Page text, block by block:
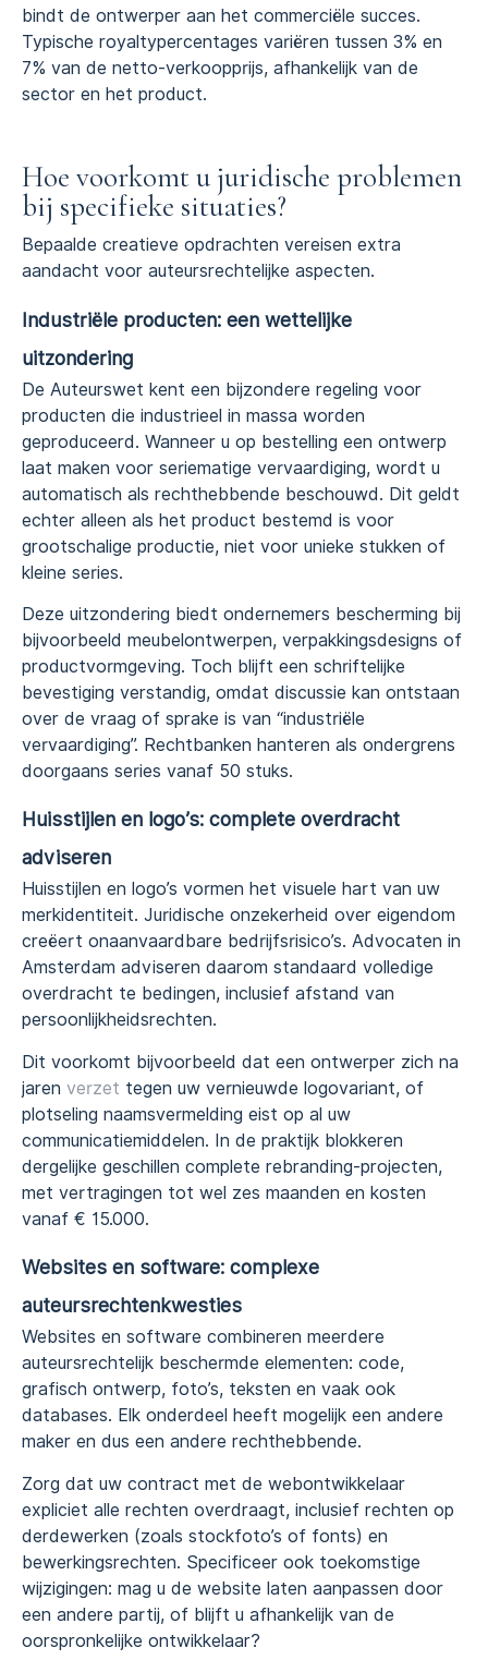
bindt de ontwerper aan het commerciële succes.
Typische royaltypercentages variëren tussen 3% en
7% van de netto-verkoopprijs, afhankelijk van de
sector en het product.
Hoe voorkomt u juridische problemen
bij specifieke situaties?
Bepaalde creatieve opdrachten vereisen extra
aandacht voor auteursrechtelijke aspecten.
Industriële producten: een wettelijke
uitzondering
De Auteurswet kent een bijzondere regeling voor
producten die industrieel in massa worden
geproduceerd. Wanneer u op bestelling een ontwerp
laat maken voor seriematige vervaardiging, wordt u
automatisch als rechthebbende beschouwd. Dit geldt
echter alleen als het product bestemd is voor
grootschalige productie, niet voor unieke stukken of
kleine series.
Deze uitzondering biedt ondernemers bescherming bij
bijvoorbeeld meubelontwerpen, verpakkingsdesigns of
productvormgeving. Toch blijft een schriftelijke
bevestiging verstandig, omdat discussie kan ontstaan
over de vraag of sprake is van “industriële
vervaardiging”. Rechtbanken hanteren als ondergrens
doorgaans series vanaf 50 stuks.
Huisstijlen en logo’s: complete overdracht
adviseren
Huisstijlen en logo’s vormen het visuele hart van uw
merkidentiteit. Juridische onzekerheid over eigendom
creëert onaanvaardbare bedrijfsrisico’s. Advocaten in
Amsterdam adviseren daarom standaard volledige
overdracht te bedingen, inclusief afstand van
persoonlijkheidsrechten.
Dit voorkomt bijvoorbeeld dat een ontwerper zich na
jaren verzet tegen uw vernieuwde logovariant, of
plotseling naamsvermelding eist op al uw
communicatiemiddelen. In de praktijk blokkeren
dergelijke geschillen complete rebranding-projecten,
met vertragingen tot wel zes maanden en kosten
vanaf € 15.000.
Websites en software: complexe
auteursrechtenkwesties
Websites en software combineren meerdere
auteursrechtelijk beschermde elementen: code,
grafisch ontwerp, foto’s, teksten en vaak ook
databases. Elk onderdeel heeft mogelijk een andere
maker en dus een andere rechthebbende.
Zorg dat uw contract met de webontwikkelaar
expliciet alle rechten overdraagt, inclusief rechten op
derdewerken (zoals stockfoto’s of fonts) en
bewerkingsrechten. Specificeer ook toekomstige
wijzigingen: mag u de website laten aanpassen door
een andere partij, of blijft u afhankelijk van de
oorspronkelijke ontwikkelaar?